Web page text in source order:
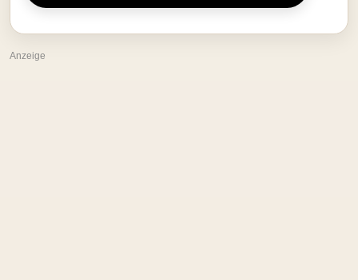
Anzeige